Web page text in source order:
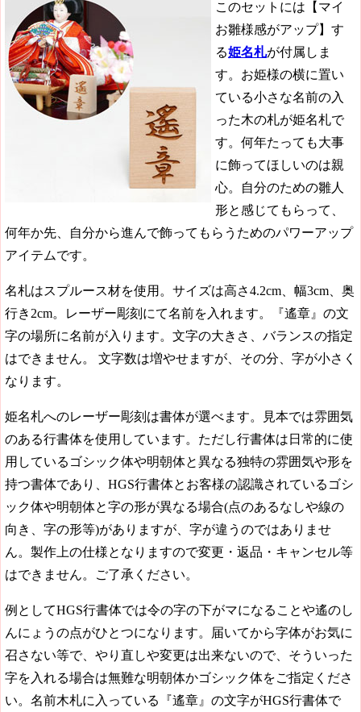
このセットには【マイ
お雛様感がアップ】す
る姫名札が付属しま
す。お姫様の横に置い
ている小さな名前の入
った木の札が姫名札で
す。何年たっても大事
に飾ってほしいのは親
心。自分のための雛人
形と感じてもらって、
何年か先、自分から進んで飾ってもらうためのパワーアップ
アイテムです。
名札はスプルース材を使用。サイズは高さ4.2cm、幅3cm、奥
行き2cm。レーザー彫刻にて名前を入れます。『遙章』の文
字の場所に名前が入ります。文字の大きさ、バランスの指定
はできません。 文字数は増やせますが、その分、字が小さく
なります。
姫名札へのレーザー彫刻は書体が選べます。見本では雰囲気
のある行書体を使用しています。ただし行書体は日常的に使
用しているゴシック体や明朝体と異なる独特の雰囲気や形を
持つ書体であり、HGS行書体とお客様の認識されているゴシ
ック体や明朝体と字の形が異なる場合(点のあるなしや線の
向き、字の形等)がありますが、字が違うのではありませ
ん。製作上の仕様となりますので変更・返品・キャンセル等
はできません。ご了承ください。
例としてHGS行書体では令の字の下がマになることや遙のし
んにょうの点がひとつになります。届いてから字体がお気に
召さない等で、やり直しや変更は出来ないので、そういった
字を入れる場合は無難な明朝体かゴシック体をご指定くださ
い。名前木札に入っている『遙章』の文字がHGS行書体で